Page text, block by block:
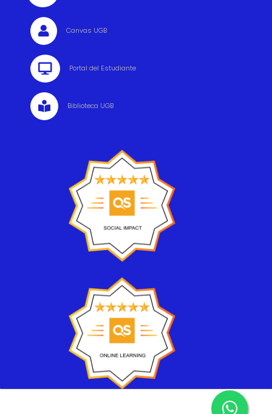
 Canvas UGB
 Portal del Estudiante
 Biblioteca UGB